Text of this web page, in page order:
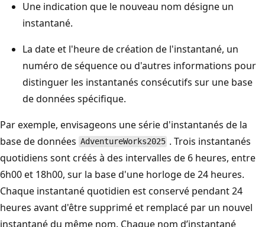
Une indication que le nouveau nom désigne un
instantané.
La date et l'heure de création de l'instantané, un
numéro de séquence ou d'autres informations pour
distinguer les instantanés consécutifs sur une base
de données spécifique.
Par exemple, envisageons une série d'instantanés de la
base de données AdventureWorks2025 . Trois instantanés
quotidiens sont créés à des intervalles de 6 heures, entre
6h00 et 18h00, sur la base d'une horloge de 24 heures.
Chaque instantané quotidien est conservé pendant 24
heures avant d'être supprimé et remplacé par un nouvel
instantané du même nom. Chaque nom d’instantané